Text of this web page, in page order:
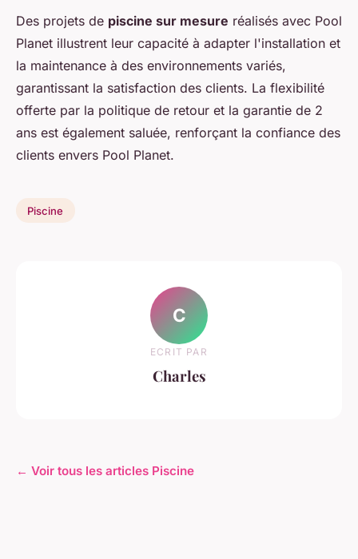
Des projets de piscine sur mesure réalisés avec Pool
Planet illustrent leur capacité à adapter l'installation et
la maintenance à des environnements variés,
garantissant la satisfaction des clients. La flexibilité
offerte par la politique de retour et la garantie de 2
ans est également saluée, renforçant la confiance des
clients envers Pool Planet.
Piscine
C
ECRIT PAR
Charles
← Voir tous les articles Piscine